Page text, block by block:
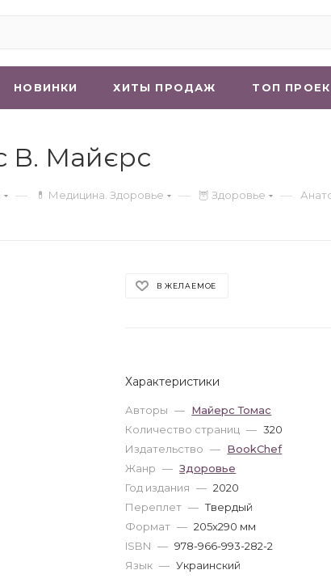
НОВИНКИ ХИТЫ ПРОДАЖ ТОП
В. Майєрс
— 💊 Медицина. Здоровье — 🦉 Здоровье —
В ЖЕЛАЕМОЕ
Характеристики
Авторы — Майерс Томас
Количество страниц — 320
Издательство — BookChef
Жанр — Здоровье
Год издания — 2020
Переплет — Твердый
Формат — 205x290 мм
ISBN — 978-966-993-282-2
Язык — Украинский